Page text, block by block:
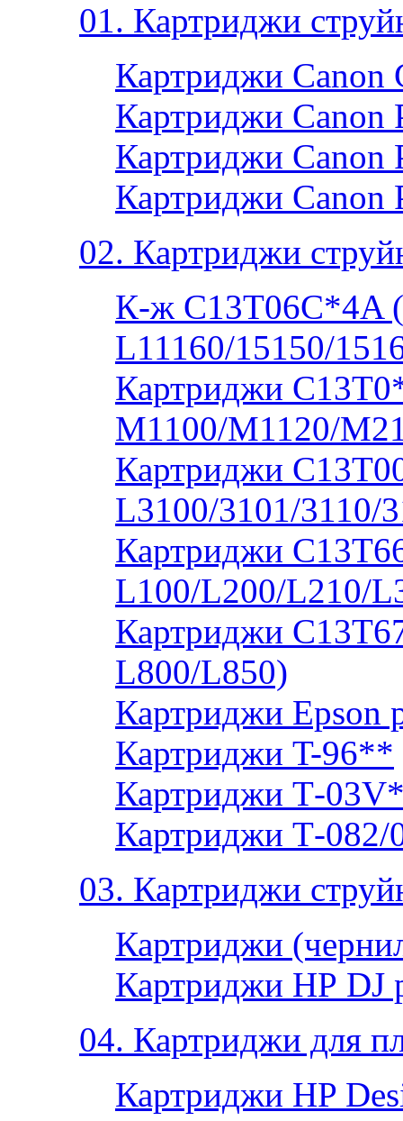
01. Картриджи
Картриджи Canon
Картриджи Canon
Картриджи Canon
Картриджи Canon
02. Картриджи
К-ж
L11160/15150/
Картриджи
M1100/M1120/
Картриджи
L3100/3101/3110/
Картриджи
L100/L200/L210/
Картриджи
L800/L850)
Картриджи Epson
Картриджи T-96**
Картриджи Т-
Картриджи Т-
03. Картриджи
Картриджи
Картриджи НР DJ
04. Картриджи для
Картриджи HP